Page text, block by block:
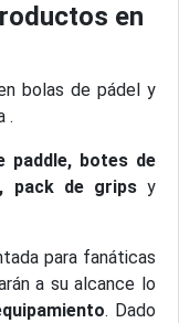
en
bolas de pádel y
.
paddle, botes de
pack de gripsy
para fanáticas
a su alcance lo
. Dado